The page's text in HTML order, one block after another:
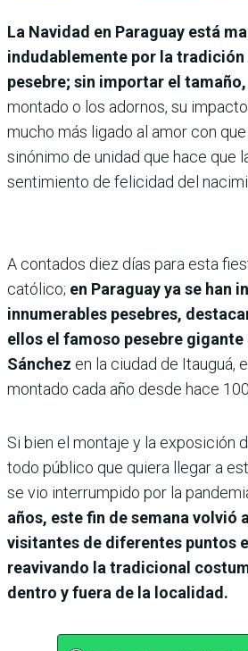
La Navidad en Paraguay está
indudablemente por la
pesebre; sin importar el tamaño,
montado o los adornos, su
mucho más ligado al amor con
sinónimo de unidad que hace que
sentimiento de felicidad del
A contados diez días para esta
católico; en Paraguay ya se han
innumerables pesebres,
ellos el famoso pesebre
Sánchez en la ciudad de Itauguá,
montado cada año desde hace
Si bien el montaje y la exposición
todo público que quiera llegar a
se vio interrumpido por la
años, este fin de semana volvió
visitantes de diferentes puntos
reavivando la tradicional
dentro y fuera de la localidad.